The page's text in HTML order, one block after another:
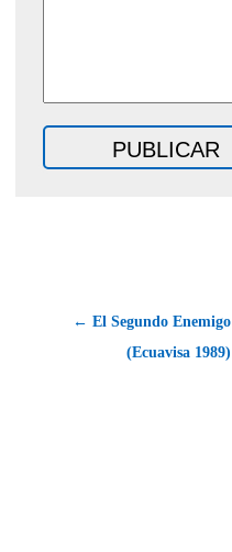
← El Segundo Enemigo
(Ecuavisa 1989)